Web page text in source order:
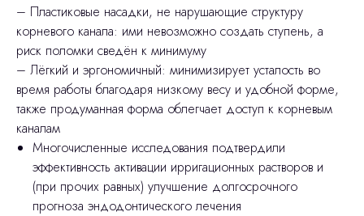
– Пластиковые насадки, не нарушающие структуру
корневого канала: ими невозможно создать ступень, а
риск поломки сведён к минимуму
– Лёгкий и эргономичный: минимизирует усталость во
время работы благодаря низкому весу и удобной форме,
также продуманная форма облегчает доступ к корневым
каналам
Многочисленные исследования подтвердили
эффективность активации ирригационных растворов и
(при прочих равных) улучшение долгосрочного
прогноза эндодонтического лечения